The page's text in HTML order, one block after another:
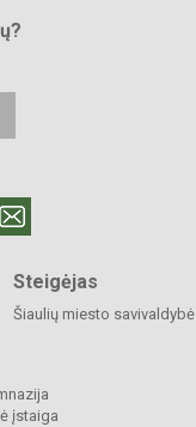
Steigėjas
Šiaulių miesto savivaldybė
įstaiga